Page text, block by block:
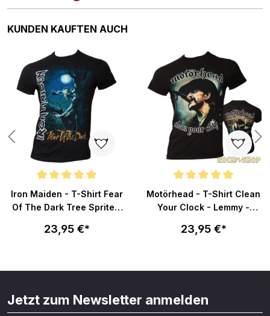
Produktgalerie überspringen
KUNDEN KAUFTEN AUCH
von 5 Sternen
Durchschnittliche Bewertung von 5 von 5 Sternen
Iron Maiden - T-Shirt Fear
Of The Dark Tree Sprite -
23,95 €*
Durchschnittliche Bewertung
Motörhead - T-Shirt Clean
Your Clock - Lemmy -
23,95 €*
Jetzt zum Newsletter anmelden